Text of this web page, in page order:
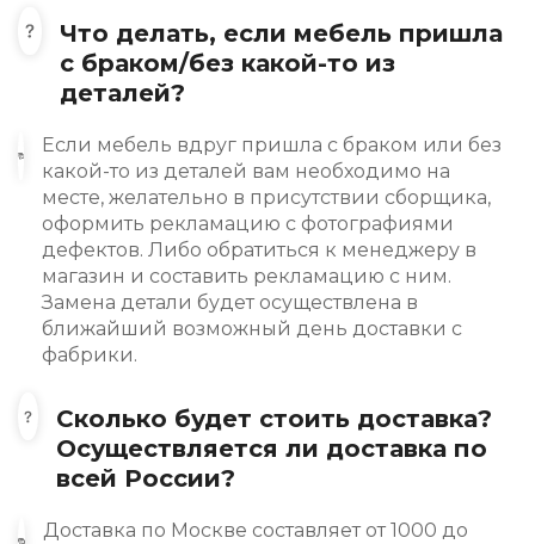
Что делать, если мебель пришла
с браком/без какой-то из
деталей?
Если мебель вдруг пришла с браком или без
какой-то из деталей вам необходимо на
месте, желательно в присутствии сборщика,
оформить рекламацию с фотографиями
дефектов. Либо обратиться к менеджеру в
магазин и составить рекламацию с ним.
Замена детали будет осуществлена в
ближайший возможный день доставки с
фабрики.
Сколько будет стоить доставка?
Осуществляется ли доставка по
всей России?
Доставка по Москве составляет от 1000 до